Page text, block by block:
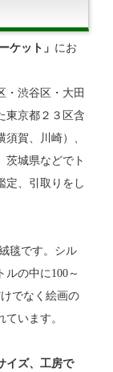
ケット」 にお
・渋谷区・大田
東京都２３区含
賀、川崎）、
茨城県などでト
定、引取りをし
毯です。シル
の中に100～
でなく絵画の
います。
イズ、工房で